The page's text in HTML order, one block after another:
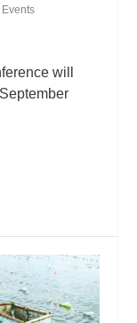
Events
will